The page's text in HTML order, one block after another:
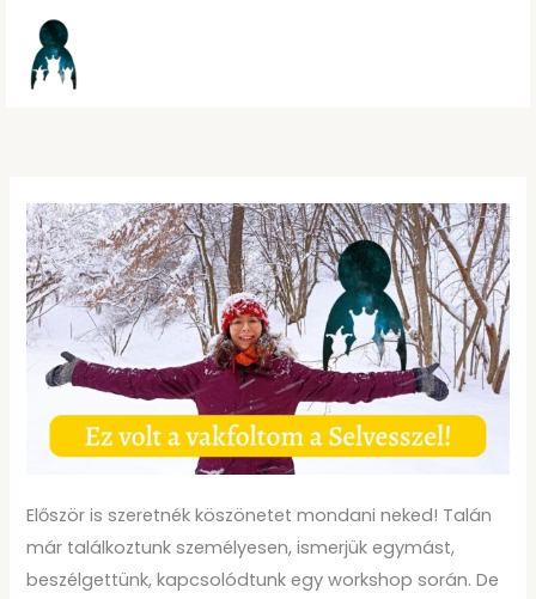
content
Először is szeretnék köszönetet mondani neked! Talán
már találkoztunk személyesen, ismerjük egymást,
beszélgettünk, kapcsolódtunk egy workshop során. De
Ez
volt
a
vakfoltom
a
Selvesszel!